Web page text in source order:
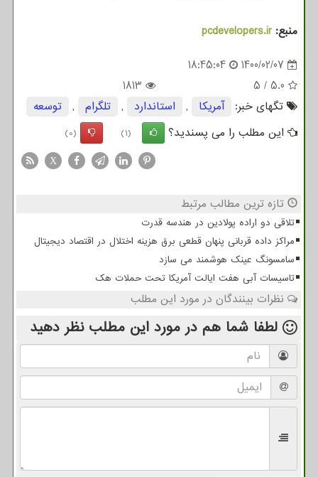
منبع:pcdevelopers.ir
1400/02/07
18:45:04
5.0
/
5
1813
تگهای خبر:
آمریكا , استاندارد , تلگرام ,
توسعه
این مطلب را می پسندید؟
(1)
(0)
X
تازه ترین مطالب مرتبط
تلاقی دو اراده پولادین در هندسه قدرت
مراکز داده قربانی پنهان قطعی برق هزینه اختلال در اقتصاد دیجیتال
سامسونگ عینک هوشمند می سازد
تاسیسات آبی هفت ایالت آمریکا تحت حملات هک
نظرات بینندگان در مورد این مطلب
لطفا شما هم در مورد این مطلب نظر دهید